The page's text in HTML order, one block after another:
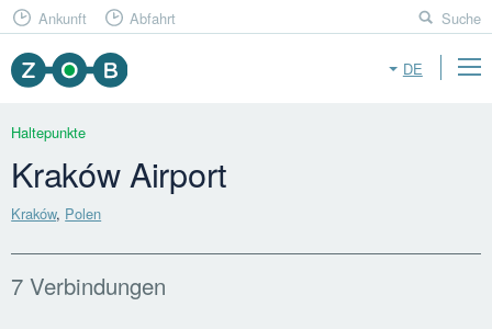
DE
Ankunft Abfahrt Suche
Haltepunkte
Kraków Airport
Kraków, Polen
7 Verbindungen